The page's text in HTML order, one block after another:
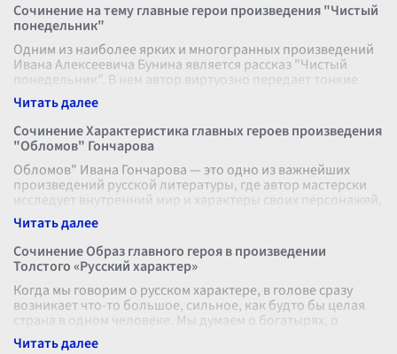
Сочинение на тему главные герои произведения "Чистый
понедельник"
Одним из наиболее ярких и многогранных произведений
Ивана Алексеевича Бунина является рассказ "Чистый
понедельник". В нем автор виртуозно передает тонкие
психологические нюансы и о
Сочинение Характеристика главных героев произведения
"Обломов" Гончарова
Обломов" Ивана Гончарова — это одно из важнейших
произведений русской литературы, где автор мастерски
исследует внутренний мир и характеры своих персонажей,
сосредоточиваясь на гла
Сочинение Образ главного героя в произведении
Толстого «Русский характер»
Когда мы говорим о русском характере, в голове сразу
возникает что-то большое, сильное, как будто бы целая
страна в одном человеке. Мы думаем о богатырях, о
суровых, но добрых людя